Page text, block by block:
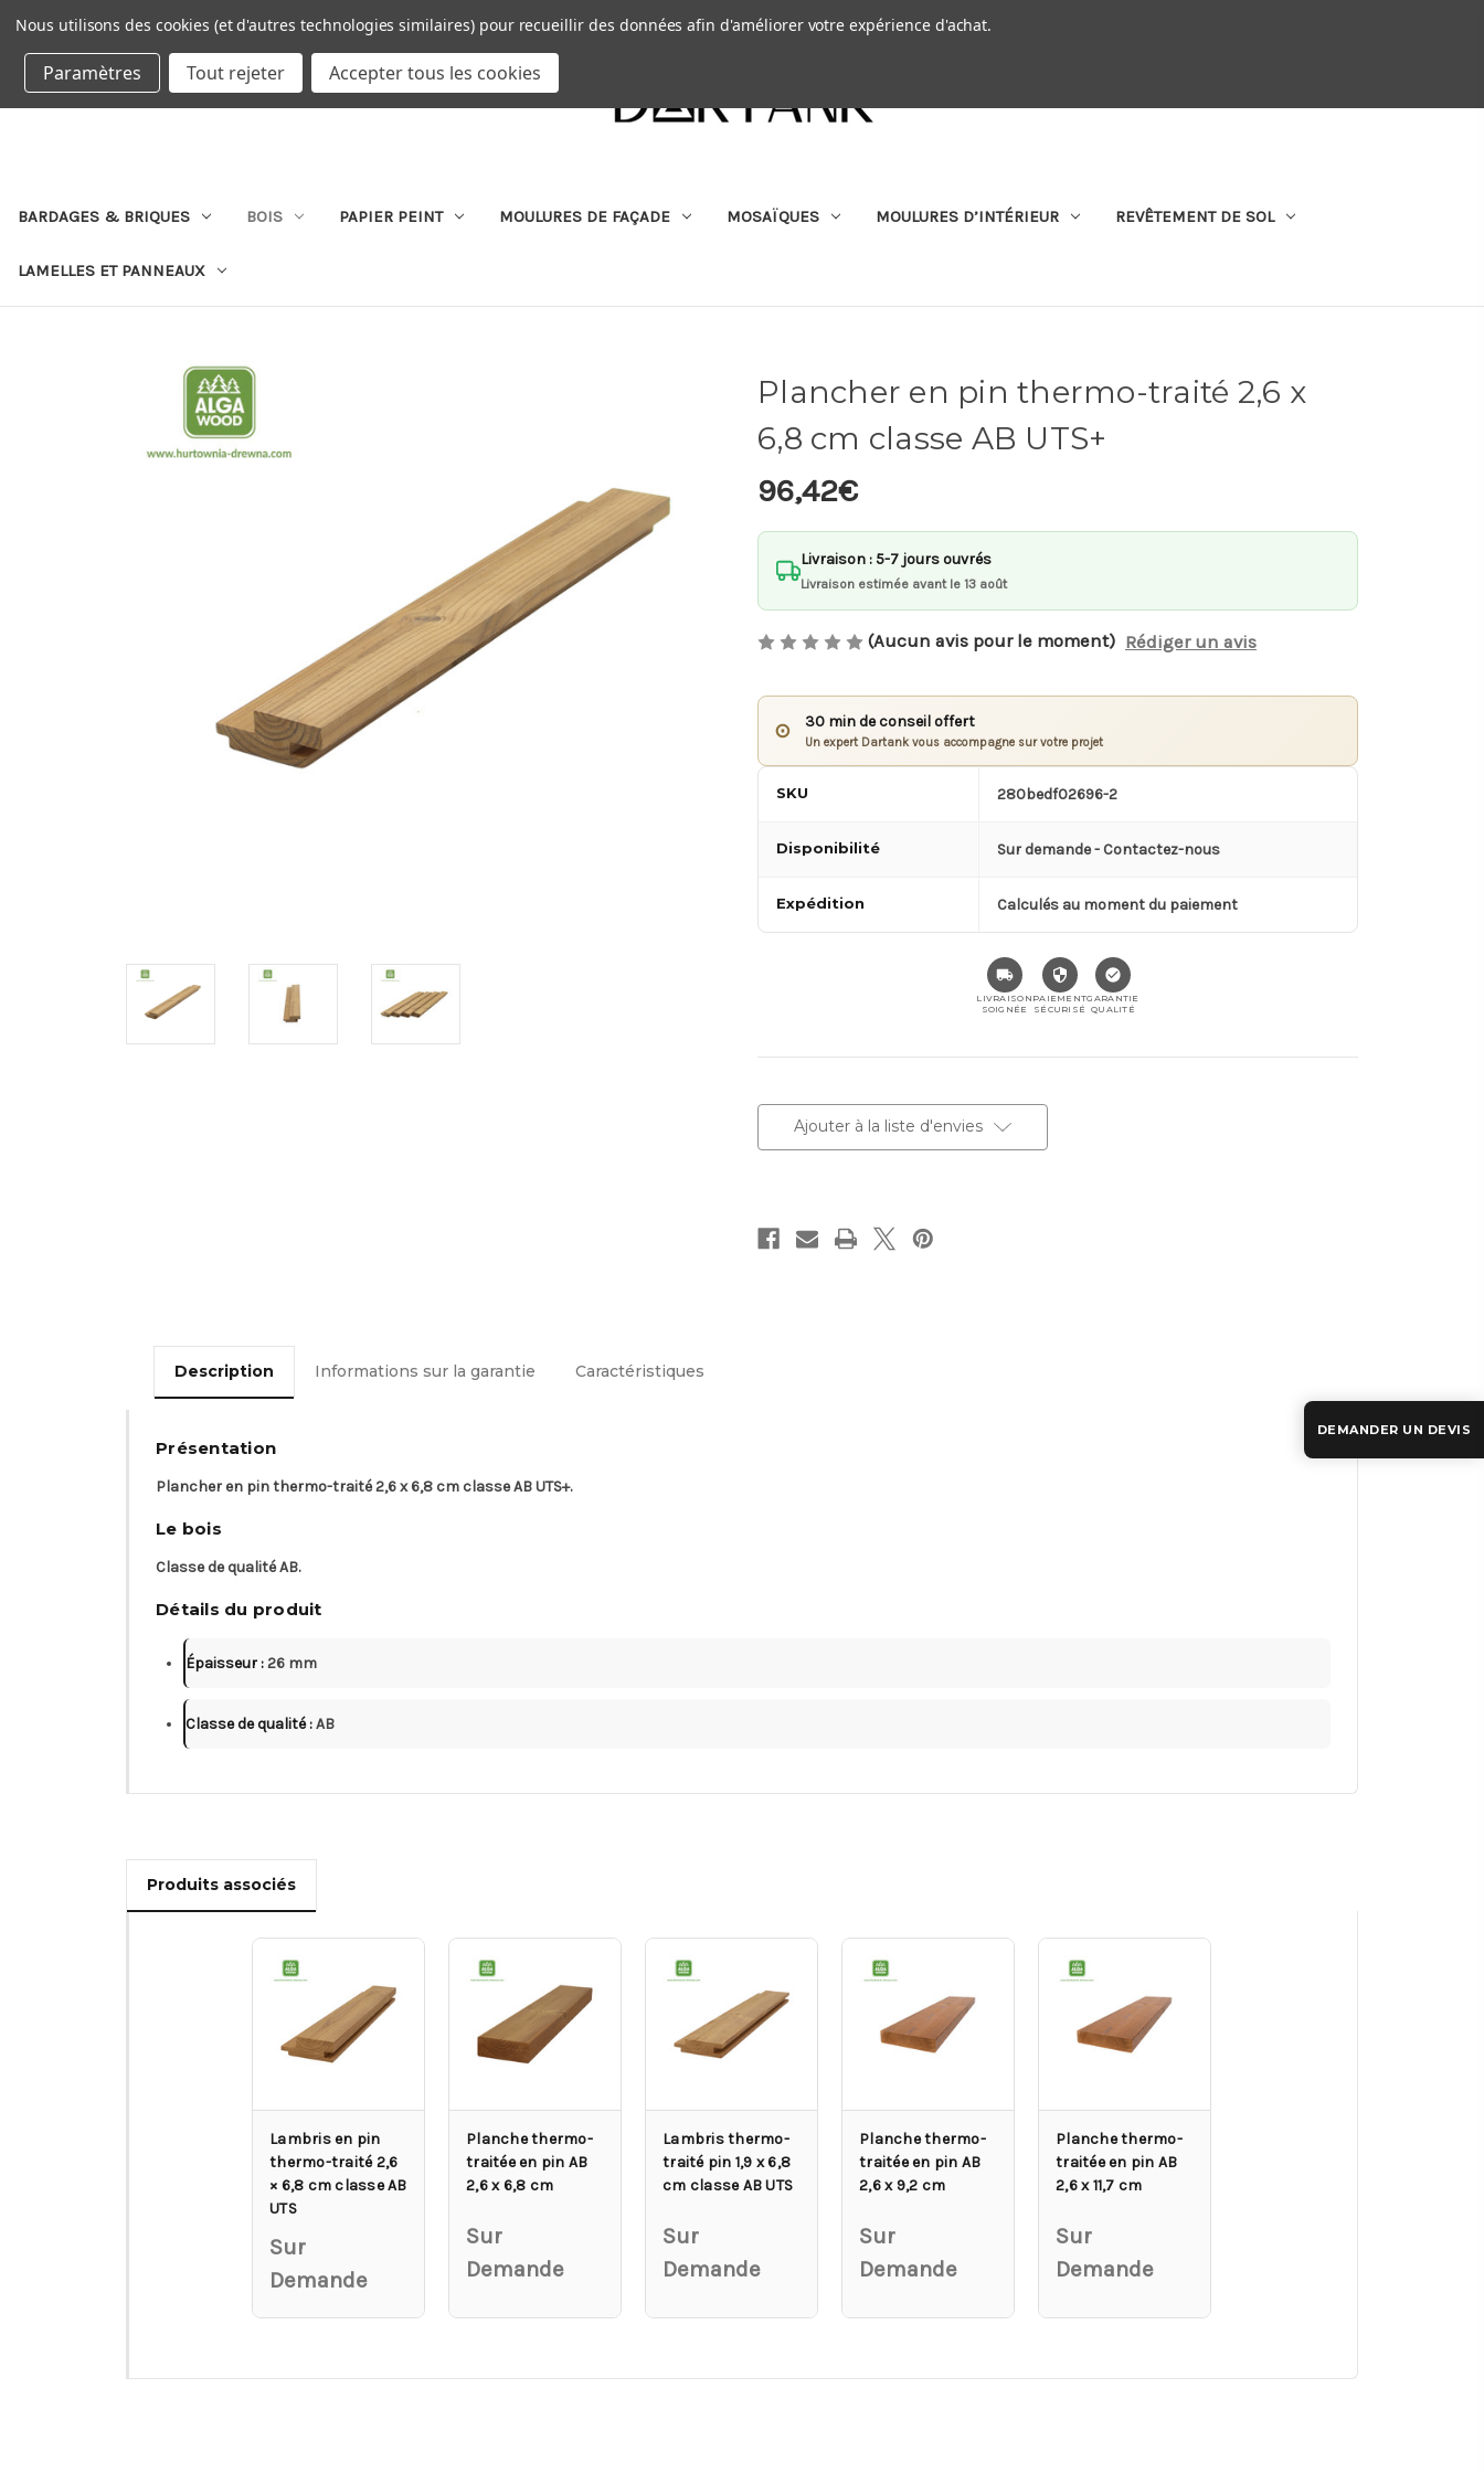
DEVISE : EUR
| RECHERCHER QUI SOMMES-NOUS
BARDAGES & BRIQUES BOIS PAPIER PEINT MOULURES DE FAÇADE MOSAÏQUES MOULURES D’INTÉRIEUR REVÊTEMENT DE SOL
LAMELLES ET PANNEAUX
Plancher en pin thermo-traité 2,6 x
6,8 cm classe AB UTS+
96,42€
Livraison : 5-7 jours ouvrés
Livraison estimée avant le 13 août
(Aucun avis pour le moment) Rédiger un avis
⊙ 30 min de conseil offert
Un expert Dartank vous accompagne sur votre projet
SKU 280bedf02696-2
Disponibilité Sur demande - Contactez-nous
Expédition Calculés au moment du paiement
LIVRAISON
SOIGNÉE
PAIEMENT
SÉCURISÉ
GARANTIE
QUALITÉ
actuel :Ajouter à la liste d'envies
Description Informations sur la garantie Caractéristiques
Présentation
Plancher en pin thermo-traité 2,6 x 6,8 cm classe AB UTS+.
Le bois
Classe de qualité AB.
Détails du produit
Épaisseur :26 mm
Classe de qualité :AB
Produits associés
Lambris en pin
thermo-traité 2,6
× 6,8 cm classe AB
UTS
Sur
Demande
Planche thermo-
traitée en pin AB
2,6 x 6,8 cm
Sur
Demande
Lambris thermo-
traité pin 1,9 x 6,8
cm classe AB UTS
Sur
Demande
Planche thermo-
traitée en pin AB
2,6 x 9,2 cm
Sur
Demande
Planche thermo-
traitée en pin AB
2,6 x 11,7 cm
Sur
Demande
Nous utilisons des cookies (et d'autres technologies similaires) pour recueillir des données afin d'améliorer votre expérience d'achat.
Paramètres Tout rejeter Accepter tous les cookies
DEMANDER UN DEVIS